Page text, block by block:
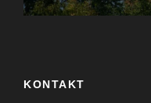
KONTAKT